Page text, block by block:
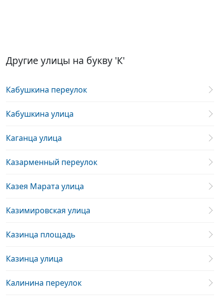
Другие улицы на букву 'К'
Кабушкина переулок
Кабушкина улица
Каганца улица
Казарменный переулок
Казея Марата улица
Казимировская улица
Казинца площадь
Казинца улица
Калинина переулок